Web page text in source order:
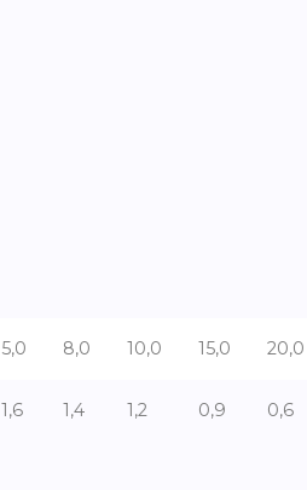
5,0 8,0 10,0 15,0 20,0
1,6 1,4 1,2 0,9 0,6